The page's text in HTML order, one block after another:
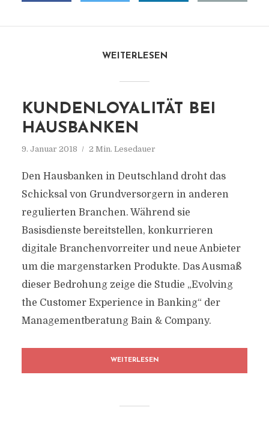
WEITERLESEN
KUNDENLOYALITÄT BEI
HAUSBANKEN
9. Januar 2018 2 Min. Lesedauer
Den Hausbanken in Deutschland droht das
Schicksal von Grundversorgern in anderen
regulierten Branchen. Während sie
Basisdienste bereitstellen, konkurrieren
digitale Branchenvorreiter und neue Anbieter
um die margenstarken Produkte. Das Ausmaß
dieser Bedrohung zeige die Studie „Evolving
the Customer Experience in Banking“ der
Managementberatung Bain & Company.
WEITERLESEN